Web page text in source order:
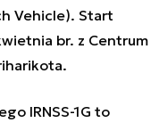
Vehicle). Start
br. z Centrum
IRNSS-1G to